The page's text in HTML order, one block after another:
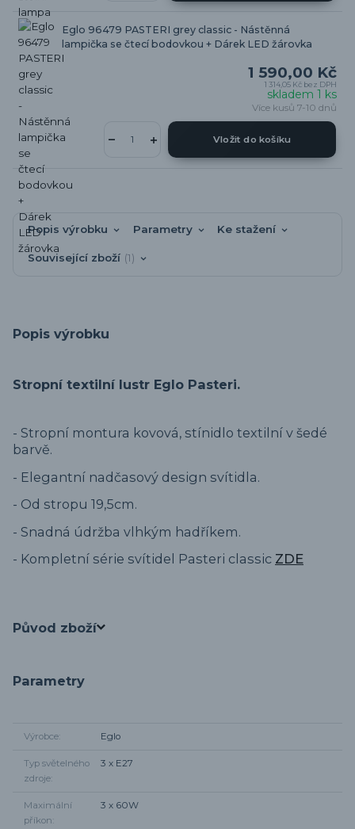
Eglo 96479 PASTERI grey classic - Nástěnná
lampička se čtecí bodovkou + Dárek LED žárovka
1 590,00 Kč
1 314,05 Kč bez DPH
skladem 1 ks
Více kusů 7-10 dnů
Vložit do košíku
Popis výrobku Parametry Ke stažení
Související zboží 1
Popis výrobku
Stropní textilní lustr Eglo Pasteri.
- Stropní montura kovová, stínidlo textilní v šedé
barvě.
- Elegantní nadčasový design svítidla.
- Od stropu 19,5cm.
- Snadná údržba vlhkým hadříkem.
- Kompletní série svítidel Pasteri classic ZDE
Původ zboží
Parametry
Výrobce Eglo
Typ světelného
zdroje
3 x E27
Maximální
příkon
3 x 60W